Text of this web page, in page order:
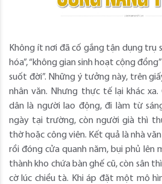
Không ít nơi đã cố gắng tận dụng trụ
hóa”, “không gian sinh hoạt cộng
suốt đời”. Những ý tưởng này, trên
nhân văn. Nhưng thực tế lại khác
dân là người lao động, đi làm từ
ngày tại trường, còn người già thì
thờ hoặc công viên. Kết quả là nhà
rồi đóng cửa quanh năm, bụi phủ lên
thành kho chứa bàn ghế cũ, còn sân
cờ lúc chiều tà. Khi áp đặt một mô